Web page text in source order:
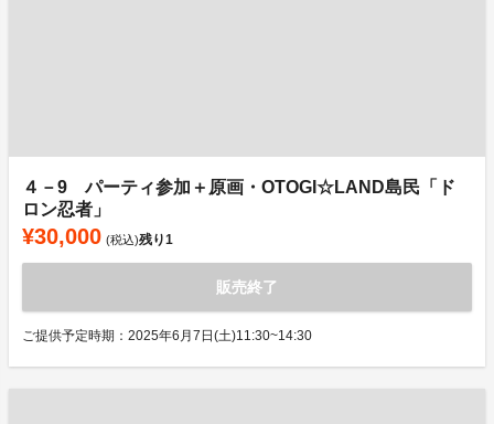
４－9 パーティ参加＋原画・OTOGI☆LAND島民「ド
ロン忍者」
¥30,000 (税込)残り1
販売終了
ご提供予定時期：2025年6月7日(土)11:30~14:30